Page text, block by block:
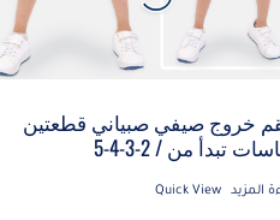
خروج صيفي صبياني قطعتين
تبدأ من / 2-3-4-5
المزيد Quick View